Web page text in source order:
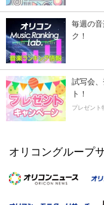
毎週の
ク！
試写会
ト！
プレゼント
オリコングループ